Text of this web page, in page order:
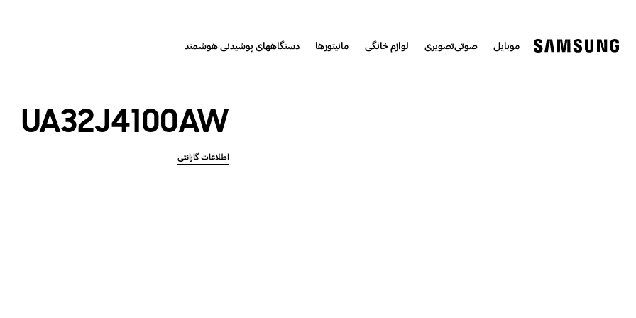
موبایل صوتی‌تصویری لوازم خانگی مانیتورها دستگاههای پوشیدنی هوشمند
UA32J4100AW
اطلاعات گارانتی